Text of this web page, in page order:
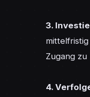
3.
Zugang
4.